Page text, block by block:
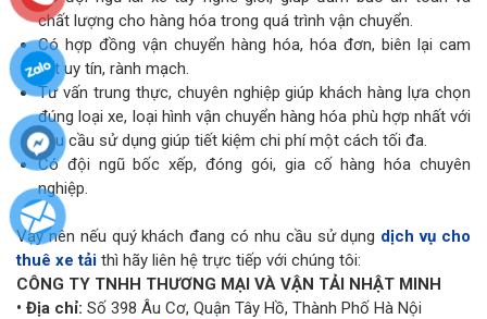
chất lượng cho hàng hóa trong quá trình vận chuyển.
Có hợp đồng vận chuyển hàng hóa, hóa đơn, biên lại cam
kết uy tín, rành mạch.
Tư vấn trung thực, chuyên nghiệp giúp khách hàng lựa chọn
đúng loại xe, loại hình vận chuyển hàng hóa phù hợp nhất với
nhu cầu sử dụng giúp tiết kiệm chi phí một cách tối đa.
Có đội ngũ bốc xếp, đóng gói, gia cố hàng hóa chuyên
nghiệp.
Vậy nên nếu quý khách đang có nhu cầu sử dụng dịch vụ cho
thuê xe tải thì hãy liên hệ trực tiếp với chúng tôi:
CÔNG TY TNHH THƯƠNG MẠI VÀ VẬN TẢI NHẬT MINH
• Địa chỉ: Số 398 Âu Cơ, Quận Tây Hồ, Thành Phố Hà Nội